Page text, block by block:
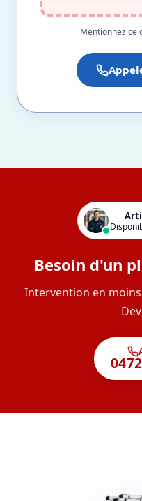
Mentionnez ce
Besoin d'un
Intervention en